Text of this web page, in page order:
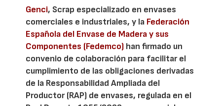
Genci, Scrap especializado en envases
comerciales e industriales, y la Federación
Española del Envase de Madera y sus
Componentes (Fedemco) han firmado un
convenio de colaboración para facilitar el
cumplimiento de las obligaciones derivadas
de la Responsabilidad Ampliada del
Productor (RAP) de envases, regulada en el